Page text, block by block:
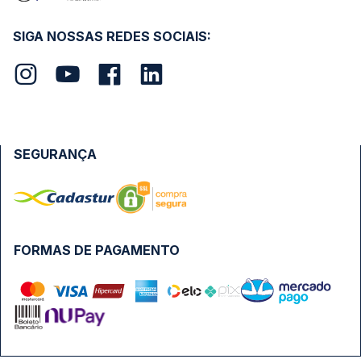
SIGA NOSSAS REDES SOCIAIS:
FORMAS DE PAGAMENTO
SEGURANÇA